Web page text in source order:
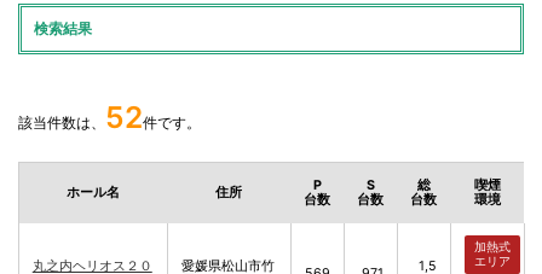
検索結果
該当件数は、 52件です。
ホール名 住所
P
台数
S
台数
総
台数
喫煙
環境
丸之内ヘリオス２０
愛媛県松山市竹
1,5
加熱式
エリア